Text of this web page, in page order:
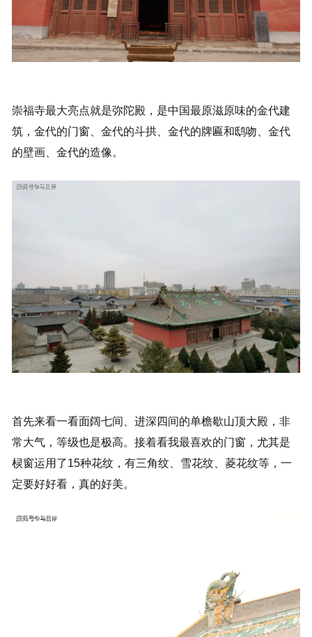
崇福寺最大亮点就是弥陀殿，是中国最原滋原味的金代建
筑，金代的门窗、金代的斗拱、金代的牌匾和鸱吻、金代
的壁画、金代的造像。
首先来看一看面阔七间、进深四间的单檐歇山顶大殿，非
常大气，等级也是极高。接着看我最喜欢的门窗，尤其是
棂窗运用了15种花纹，有三角纹、雪花纹、菱花纹等，一
定要好好看，真的好美。